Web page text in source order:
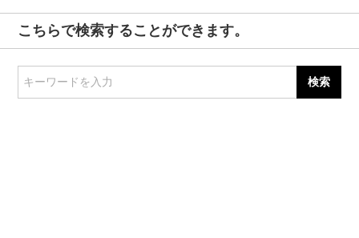
こちらで検索することができます。
キーワードを入力